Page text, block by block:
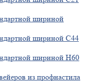
шириной
шириной С44
шириной Н60
из профнастила